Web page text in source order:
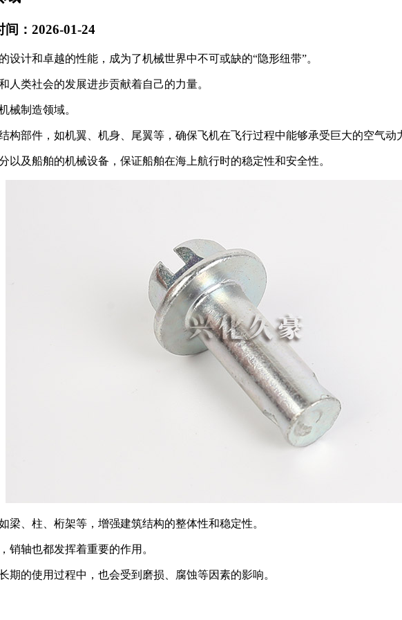
间：2026-01-24
计和卓越的性能，成为了机械世界中不可或缺的“隐形纽带”。
人类社会的发展进步贡献着自己的力量。
械制造领域。
构部件，如机翼、机身、尾翼等，确保飞机在飞行过程中能够承受巨大的空气动
以及船舶的机械设备，保证船舶在海上航行时的稳定性和安全性。
、柱、桁架等，增强建筑结构的整体性和稳定性。
销轴也都发挥着重要的作用。
的使用过程中，也会受到磨损、腐蚀等因素的影响。